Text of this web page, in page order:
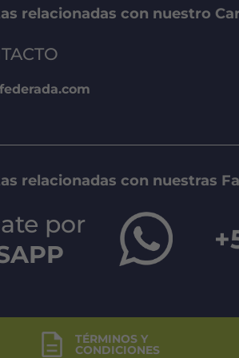
relacionadas con nuestro
relacionadas con nuestras
por
TÉRMINOS Y
CONDICIONES